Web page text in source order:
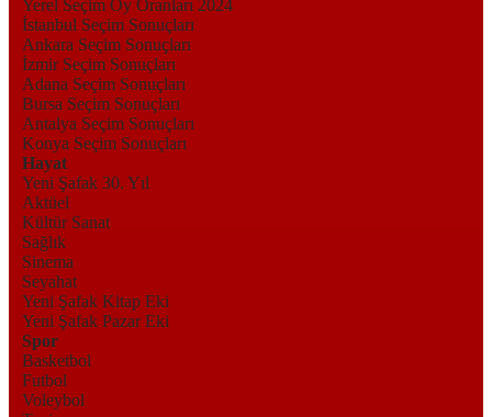
Yerel Seçim Oy Oranları 2024
İstanbul Seçim Sonuçları
Ankara Seçim Sonuçları
İzmir Seçim Sonuçları
Adana Seçim Sonuçları
Bursa Seçim Sonuçları
Antalya Seçim Sonuçları
Konya Seçim Sonuçları
Hayat
Yeni Şafak 30. Yıl
Aktüel
Kültür Sanat
Sağlık
Sinema
Seyahat
Yeni Şafak Kitap Eki
Yeni Şafak Pazar Eki
Spor
Basketbol
Futbol
Voleybol